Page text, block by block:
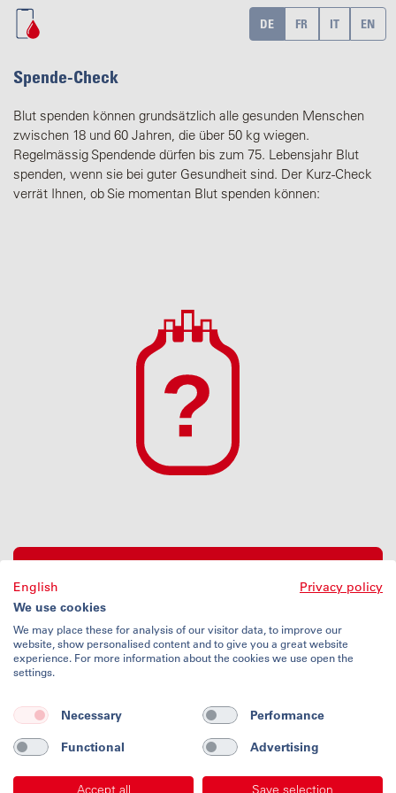
DE FR IT EN
Spende-Check
Check starten
Blut spenden können grundsätzlich alle gesunden Menschen
zwischen 18 und 60 Jahren, die über 50 kg wiegen.
Regelmässig Spendende dürfen bis zum 75. Lebensjahr Blut
spenden, wenn sie bei guter Gesundheit sind. Der Kurz-Check
verrät Ihnen, ob Sie momentan Blut spenden können:
Nutzungsbedingungen
Datenschutz
Impressum
Kontakt
English
Privacy policy
We use cookies
We may place these for analysis of our visitor data, to improve our
website, show personalised content and to give you a great website
experience. For more information about the cookies we use open the
settings.
Necessary
Performance
Functional
Advertising
Accept all Save selection